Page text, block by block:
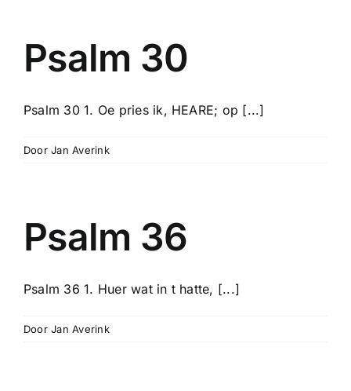
Psalm 30
Psalm 30 1. Oe pries ik, HEARE; op [...]
DoorJan Averink
Psalm 36
Psalm 36 1. Huer wat in t hatte, [...]
DoorJan Averink